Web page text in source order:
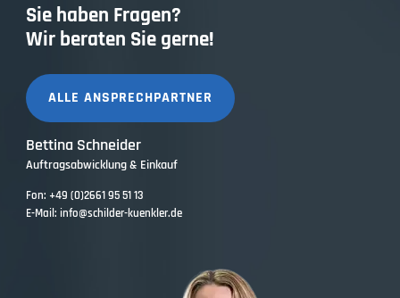
Sie haben Fragen?
Wir beraten Sie gerne!
ALLE ANSPRECHPARTNER
Bettina Schneider
Auftragsabwicklung & Einkauf
Fon: +49 (0)2661 95 51 13
E-Mail: info@schilder-kuenkler.de